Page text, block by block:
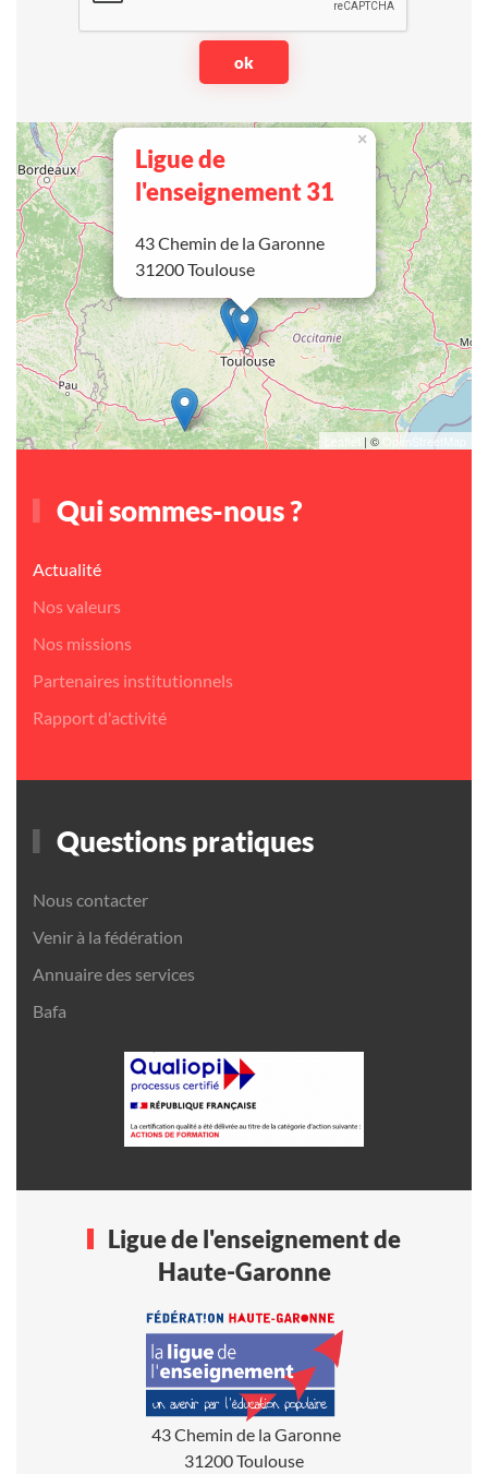
Ligue de
l'enseignement 31
43 Chemin de la Garonne
31200 Toulouse
×
Leaflet | © OpenStreetMap
Qui sommes-nous ?
Actualité
Nos valeurs
Nos missions
Partenaires institutionnels
Rapport d'activité
Questions pratiques
Nous contacter
Venir à la fédération
Annuaire des services
Bafa
Ligue de l'enseignement de
Haute-Garonne
43 Chemin de la Garonne
31200 Toulouse